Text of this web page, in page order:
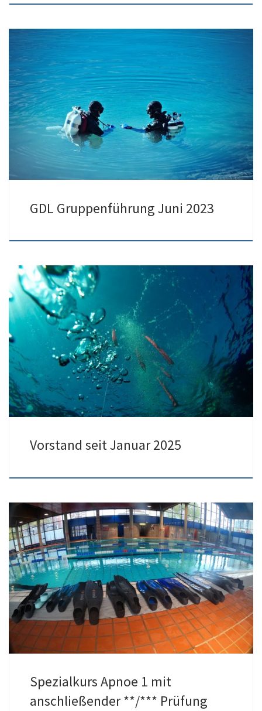
10./11.06.2023 findet der Kurs GDL Gruppenführung statt.
Anmeldungen ab sofort möglich. Anmeldeschluss ist der
15.05.2023 […]
GDL Gruppenführung Juni 2023
Vorstand seit Januar 2025
Henrike, Apnoe-TL***, aus Leverkusen hat einen super Kurs
gehalten. Mit entsprechender Atemtechnik und Vorbereitung
wurden die 60m-Strecke und sogar 3,5min Zeittauchen geschafft.
Spezialkurs Apnoe 1 mit
anschließender **/*** Prüfung